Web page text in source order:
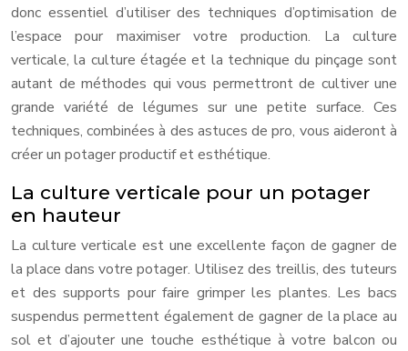
donc essentiel d’utiliser des techniques d’optimisation de
l’espace pour maximiser votre production. La culture
verticale, la culture étagée et la technique du pinçage sont
autant de méthodes qui vous permettront de cultiver une
grande variété de légumes sur une petite surface. Ces
techniques, combinées à des astuces de pro, vous aideront à
créer un potager productif et esthétique.
La culture verticale pour un potager
en hauteur
La culture verticale est une excellente façon de gagner de
la place dans votre potager. Utilisez des treillis, des tuteurs
et des supports pour faire grimper les plantes. Les bacs
suspendus permettent également de gagner de la place au
sol et d’ajouter une touche esthétique à votre balcon ou